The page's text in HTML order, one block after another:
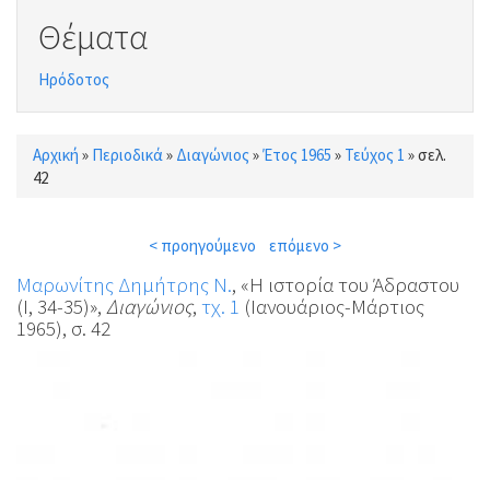
Θέματα
Ηρόδοτος
Είστε εδώ
Αρχική » Περιοδικά» Διαγώνιος »Έτος 1965 » Τεύχος 1 »σελ.
42
< προηγούμενο επόμενο >
Μαρωνίτης Δημήτρης Ν., «Η ιστορία του Άδραστου
(Ι, 34-35)», Διαγώνιος, τχ. 1 (Ιανουάριος-Μάρτιος
1965), σ. 42